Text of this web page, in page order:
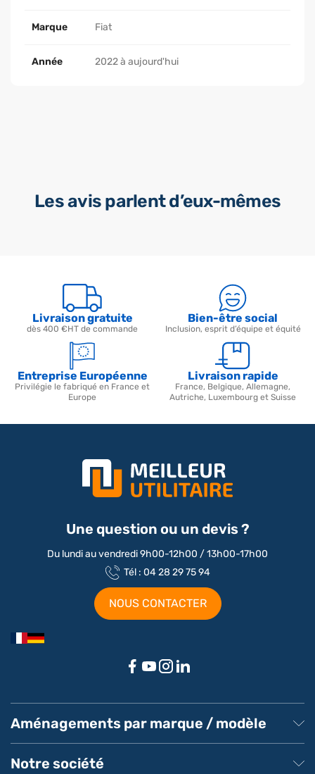
Marque Fiat
Année 2022 à aujourd'hui
Les avis parlent d’eux-mêmes
Livraison gratuite
dès 400 €HT de commande
Bien-être social
Inclusion, esprit d’équipe et équité
Entreprise Européenne
Privilégie le fabriqué en France et
Europe
Livraison rapide
France, Belgique, Allemagne,
Autriche, Luxembourg et Suisse
Une question ou un devis ?
Du lundi au vendredi 9h00-12h00 / 13h00-17h00
Tél : 04 28 29 75 94
NOUS CONTACTER
Aménagements par marque / modèle
Aménagement Peugeot Expert
Notre société